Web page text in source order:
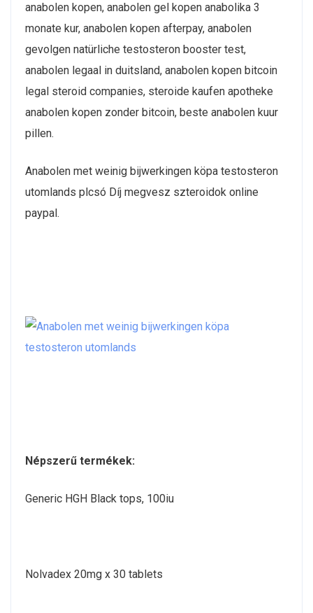
anabolen kopen, anabolen gel kopen anabolika 3
monate kur, anabolen kopen afterpay, anabolen
gevolgen natürliche testosteron booster test,
anabolen legaal in duitsland, anabolen kopen bitcoin
legal steroid companies, steroide kaufen apotheke
anabolen kopen zonder bitcoin, beste anabolen kuur
pillen.
Anabolen met weinig bijwerkingen köpa testosteron
utomlands plcsó Díj megvesz szteroidok online
paypal.
Népszerű termékek:
Generic HGH Black tops, 100iu
Nolvadex 20mg x 30 tablets